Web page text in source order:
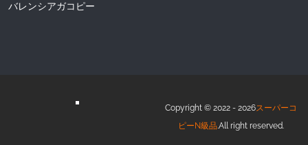
バレンシアガコピー
Copyright © 2022 - 2026スーパーコ
ピーN級品.All right reserved.